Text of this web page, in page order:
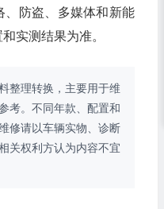
、防盗、多媒体和新能
实测结果为准。
整理转换，主要用于维
考。不同年款、配置和
修请以车辆实物、诊断
关权利方认为内容不宜